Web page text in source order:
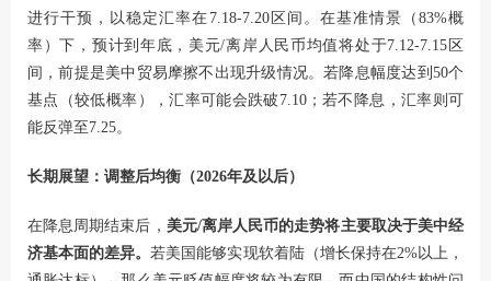
进行干预，以稳定汇率在7.18-7.20区间。在基准情景（83%概
率）下，预计到年底，美元/离岸人民币均值将处于7.12-7.15区
间，前提是美中贸易摩擦不出现升级情况。若降息幅度达到50个
基点（较低概率），汇率可能会跌破7.10；若不降息，汇率则可
能反弹至7.25。
长期展望：调整后均衡（2026年及以后）
在降息周期结束后， 美元/离岸人民币的走势将主要取决于美中经
济基本面的差异。若美国能够实现软着陆（增长保持在2%以上，